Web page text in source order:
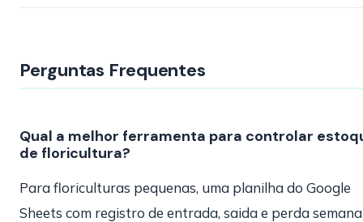
Perguntas Frequentes
Qual a melhor ferramenta para controlar
de floricultura?
Para floriculturas pequenas, uma planilha do Google
Sheets com registro de entrada, saida e perda